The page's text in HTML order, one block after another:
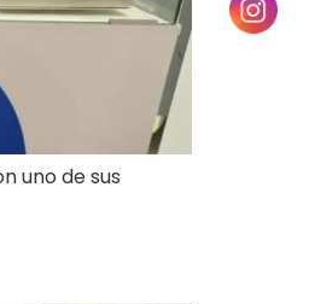
uno de sus